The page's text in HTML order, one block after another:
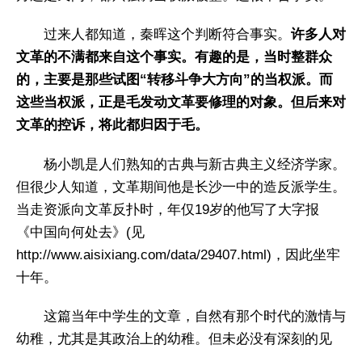
过来人都知道，秦晖这个判断符合事实。 许多人对
文革的不满都来自这个事实。有趣的是，当时整群众
的，主要是那些试图“转移斗争大方向”的当权派。而
这些当权派，正是毛发动文革要修理的对象。但后来对
文革的控诉，将此都归因于毛。
杨小凯是人们熟知的古典与新古典主义经济学家。
但很少人知道，文革期间他是长沙一中的造反派学生。
当走资派向文革反扑时，年仅19岁的他写了大字报
《中国向何处去》(见
http://www.aisixiang.com/data/29407.html)，因此坐牢
十年。
这篇当年中学生的文章，自然有那个时代的激情与
幼稚，尤其是其政治上的幼稚。但未必没有深刻的见